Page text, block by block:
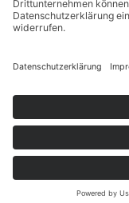
Impressum
Datenschutz
Cookies